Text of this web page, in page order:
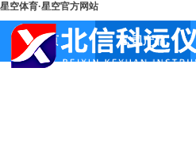
星空体育·星空官方网站
首页 公司产品